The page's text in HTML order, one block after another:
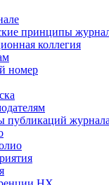
принципы
коллегия
номер
публикаций журнала